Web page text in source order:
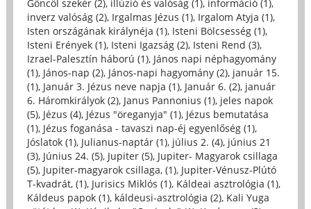
Göncöl szekér (2), illúzió és valóság (1), információ (1),
inverz valóság (2), Irgalmas Jézus (1), Irgalom Atyja (1),
Isten országának királynéja (1), Isteni Bölcsesség (1),
Isteni Erények (1), Isteni Igazság (2), Isteni Rend (3),
Izrael-Palesztín háború (1), János napi néphagyomány
(1), János-nap (2), János-napi hagyomány (2), január 15.
(1), Január 3. Jézus neve napja (1), Január 6. (2), január
6. Háromkirályok (2), Janus Pannonius (1), jeles napok
(5), Jézus (4), Jézus "öreganyja" (1), Jézus bemutatása
(1), Jézus foganása - tavaszi nap-éj egyenlőség (1),
Jóslatok (1), Julianus-naptár (1), július 2. (4), június 21
(3), Június 24. (5), Jupiter (5), Jupiter- Magyarok csillaga
(5), Jupiter-magyarok csillaga, (1), Jupiter-Vénusz-Plútó
T-kvadrát, (1), Jurisics Miklós (1), Káldeai asztrológia (1),
Káldeus papok (1), káldeusi-asztrológia (2), Kali Yuga